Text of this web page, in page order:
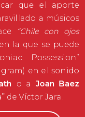
que el aporte
a músicos
“Chile con ojos
la que se puede
Possession”
en el sonido
o a Joan Baez
de Víctor Jara.